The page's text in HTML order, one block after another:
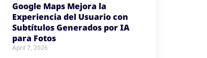
Google Maps Mejora la
Experiencia del Usuario con
Subtítulos Generados por IA
para Fotos
April 7, 2026